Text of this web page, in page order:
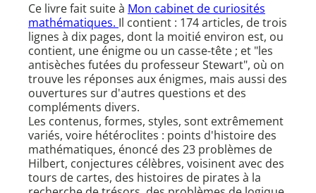
Ce livre fait suite à Mon cabinet de curiosités
mathématiques. Il contient : 174 articles, de trois
lignes à dix pages, dont la moitié environ est, ou
contient, une énigme ou un casse-tête ; et "les
antisèches futées du professeur Stewart", où on
trouve les réponses aux énigmes, mais aussi des
ouvertures sur d'autres questions et des
compléments divers.
Les contenus, formes, styles, sont extrêmement
variés, voire hétéroclites : points d'histoire des
mathématiques, énoncé des 23 problèmes de
Hilbert, conjectures célèbres, voisinent avec des
tours de cartes, des histoires de pirates à la